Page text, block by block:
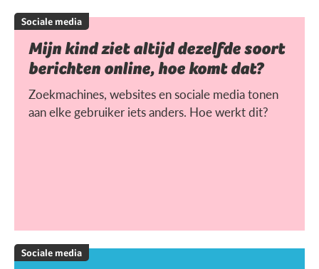
Sociale media
Mijn kind ziet altijd dezelfde soort
berichten online, hoe komt dat?
Zoekmachines, websites en sociale media tonen
aan elke gebruiker iets anders. Hoe werkt dit?
Sociale media